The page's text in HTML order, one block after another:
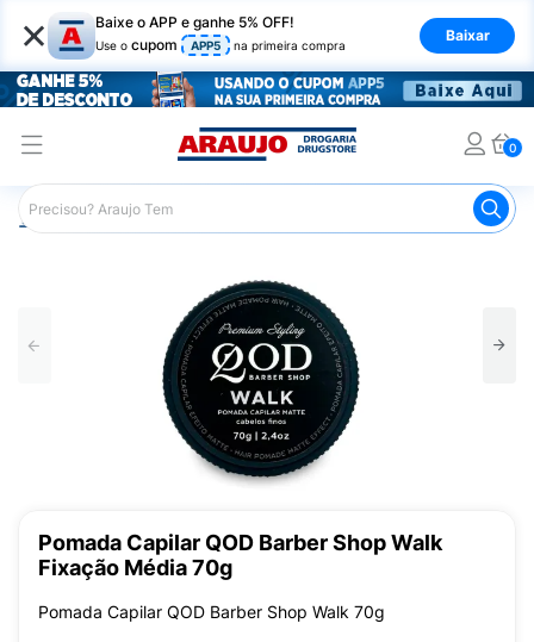
× Baixe o APP e ganhe 5% OFF!
Use o cupom APP5 na primeira compra
Baixar
0
Araujo Cabelo Pomadas e Pastas
Pomada Capilar QOD Barber Shop Walk
Fixação Média 70g
Pomada Capilar QOD Barber Shop Walk 70g